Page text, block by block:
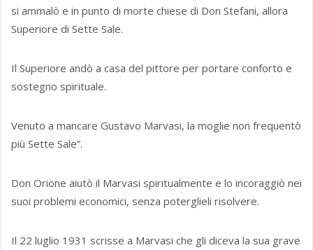
si ammalò e in punto di morte chiese di Don Stefani, allora
Superiore di Sette Sale.
Il Superiore andò a casa del pittore per portare conforto e
sostegno spirituale.
Venuto a mancare Gustavo Marvasi, la moglie non frequentò
più Sette Sale”.
Don Orione aiutò il Marvasi spiritualmente e lo incoraggiò nei
suoi problemi economici, senza poterglieli risolvere.
Il 22 luglio 1931 scrisse a Marvasi che gli diceva la sua grave